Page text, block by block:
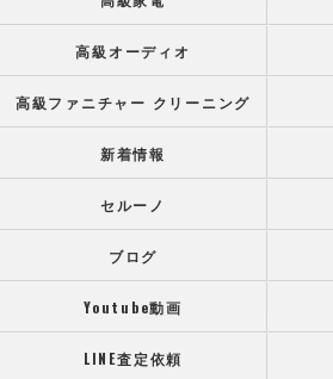
高級オーディオ
高級ファニチャー クリーニング
新着情報
セルーノ
ブログ
Youtube動画
LINE査定依頼